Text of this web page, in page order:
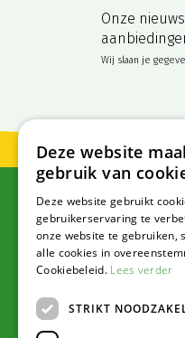
Onze
Wij slaan je
Deze website
gebruik van
Deze website gebruikt
gebruikerservaring te
onze website te gebruiken,
alle cookies in
Cookiebeleid. Lees verder
STRIKT